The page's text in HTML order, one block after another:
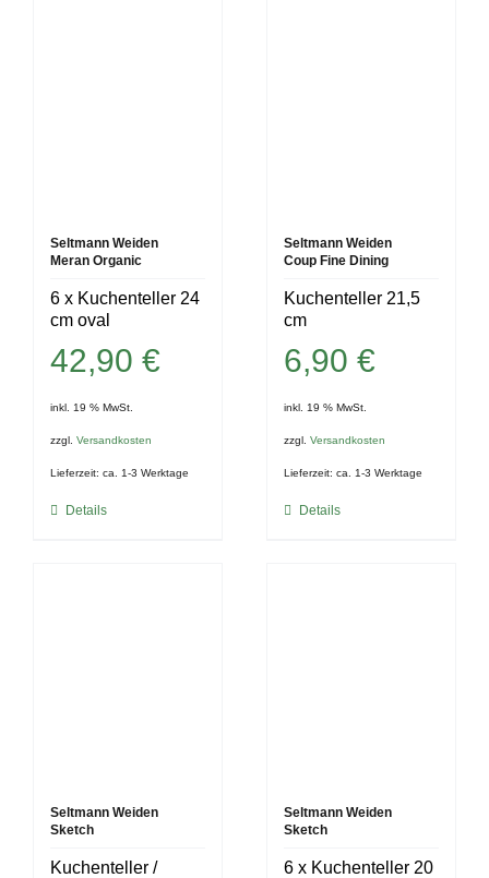
Seltmann Weiden
Meran Organic
6 x Kuchenteller 24
cm oval
42,90 €
inkl. 19 % MwSt.
zzgl. Versandkosten
Lieferzeit: ca. 1-3 Werktage
Details
Seltmann Weiden
Coup Fine Dining
Kuchenteller 21,5
cm
6,90€
inkl. 19 % MwSt.
zzgl.Versandkosten
Lieferzeit:ca. 1-3 Werktage
Details
Seltmann Weiden
Sketch
Kuchenteller /
Seltmann Weiden
Sketch
6 x Kuchenteller 20